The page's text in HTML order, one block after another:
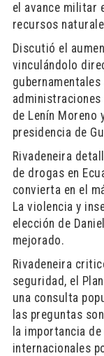
el avance militar
recursos
Discutió el
vinculándolo
de Lenín
presidencia de
Rivadeneira
de drogas en
convierta en el
La violencia y
elección de
mejorado.
Rivadeneira
seguridad, el
una consulta
las preguntas
la importancia
internacionales